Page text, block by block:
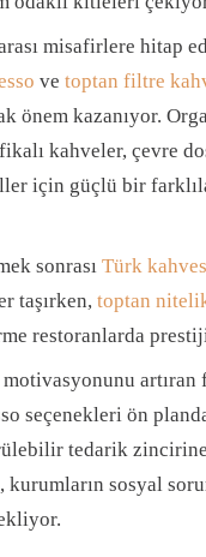
misafirlere hitap
ve toptan filtre
önem kazanıyor.
kahveler, çevre
için güçlü bir
sonrası Türk
taşırken, toptan
restoranlarda
artıran
seçenekleri ön
tedarik
kurumların sosyal